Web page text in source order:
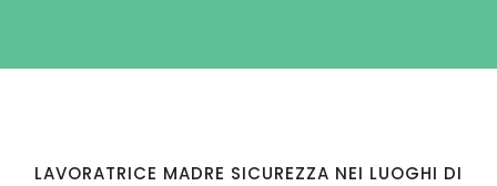
LAVORATRICE MADRE SICUREZZA NEI LUOGHI DI